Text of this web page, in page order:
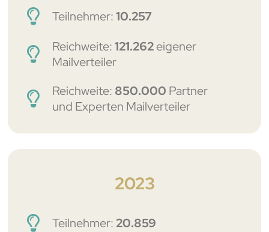
Teilnehmer:10.257
Reichweite:121.262eigener
Mailverteiler
Reichweite: 850.000 Partner
und Experten Mailverteiler
2023
Teilnehmer: 20.859